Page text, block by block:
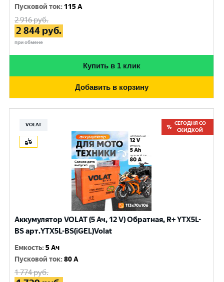
Пусковой ток: 115 A
2 916руб.
2 844 руб.
при обмене
Купить в 1 клик
Добавить в корзину
VOLAT
СЕГОДНЯ СО
СКИДКОЙ
Аккумулятор VOLAT (5 Ач, 12 V) Обратная, R+ YTX5L-
BS арт.YTX5L-BS(iGEL)Volat
Емкость:5 Ач
Пусковой ток:80 A
1 774руб.